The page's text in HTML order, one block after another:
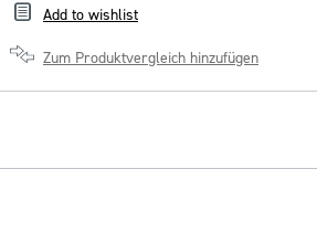
Add to wishlist
Zum Produktvergleich hinzufügen